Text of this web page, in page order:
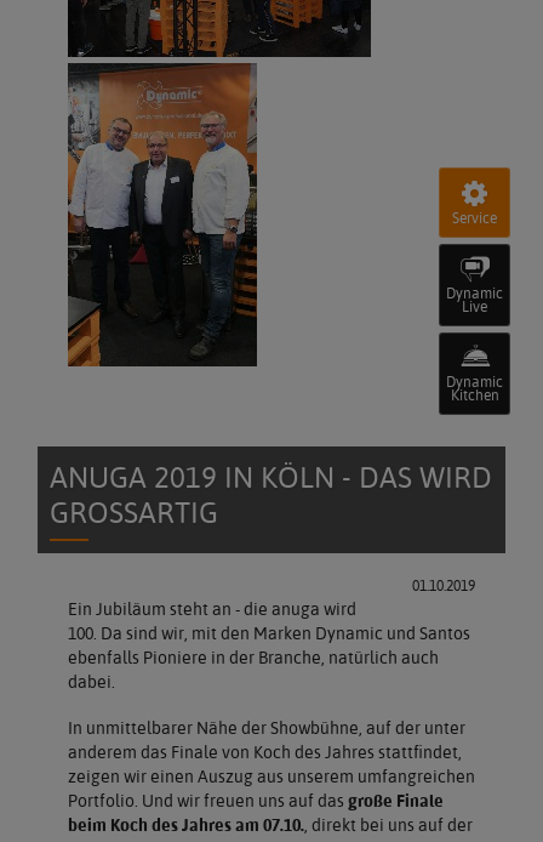
Service
Dynamic
Live
Dynamic
Kitchen
ANUGA 2019 IN KÖLN - DAS WIRD
GROSSARTIG
01.10.2019
Ein Jubiläum steht an - die anuga wird
100. Da sind wir, mit den Marken Dynamic und Santos
ebenfalls Pioniere in der Branche, natürlich auch
dabei.
In unmittelbarer Nähe der Showbühne, auf der unter
anderem das Finale von Koch des Jahres stattfindet,
zeigen wir einen Auszug aus unserem umfangreichen
Portfolio. Und wir freuen uns auf das große Finale
beim Koch des Jahres am 07.10., direkt bei uns auf der